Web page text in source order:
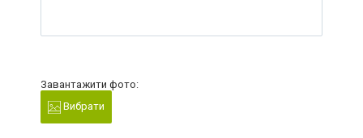
Завантажити фото:
Вибрати